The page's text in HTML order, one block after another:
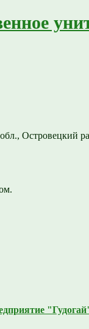
Островецкий